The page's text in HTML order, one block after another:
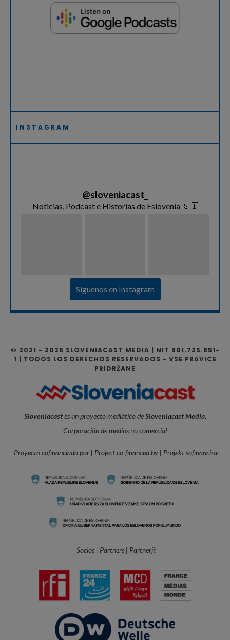
INSTAGRAM
@sloveniacast_
Noticias, Podcast e Historias de Eslovenia 🇸🇮
Síguenos en Instagram
© 2021 - 2026 SLOVENIACAST MEDIA | NIT 901.725.851-
1 | TODOS LOS DERECHOS RESERVADOS - VSE PRAVICE
PRIDRŽANE
Sloveniacastes un proyecto mediático deSloveniacast Media,
Corporación de medios no comercial
Proyecto cofinanciado por | Project co-financed by | Projekt sofinancira:
Socios | Partners | Partnerji: